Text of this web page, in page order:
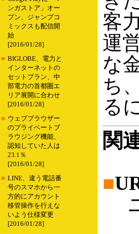
ンガストア」オー
プン、ジャンプコ
ミックスも配信開
始
[2016/01/28]
■ BIGLOBE、電力と
インターネットの
セットプラン、中
部電力の首都圏エ
リア展開に合わせ
[2016/01/28]
■ ウェブブラウザー
のプライベートブ
ラウジング機能、
認知していた人は
23.1％
[2016/01/28]
■ LINE、違う電話番
号のスマホから一
方的にアカウント
移管操作を行えな
いよう仕様変更
[2016/01/28]
客
運
な
ち
る
関
■